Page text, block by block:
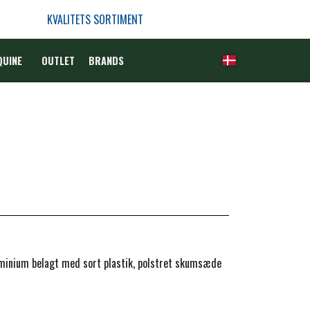
KVALITETS SORTIMENT
OUTLET BRANDS
belagt med sort plastik, polstret skumsæde